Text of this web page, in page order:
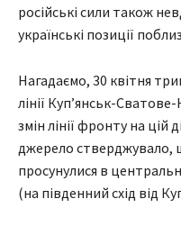
російські сили також
українські позиції
Нагадаємо, 30 квітня
лінії Куп’янськ-
змін лінії фронту на цій
джерело стверджувало,
просунулися в
(на південний схід від